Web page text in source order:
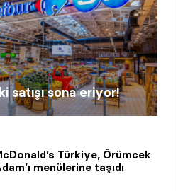
satışı sona eriyor!
Türkiye, Örümcek
menülerine taşıdı